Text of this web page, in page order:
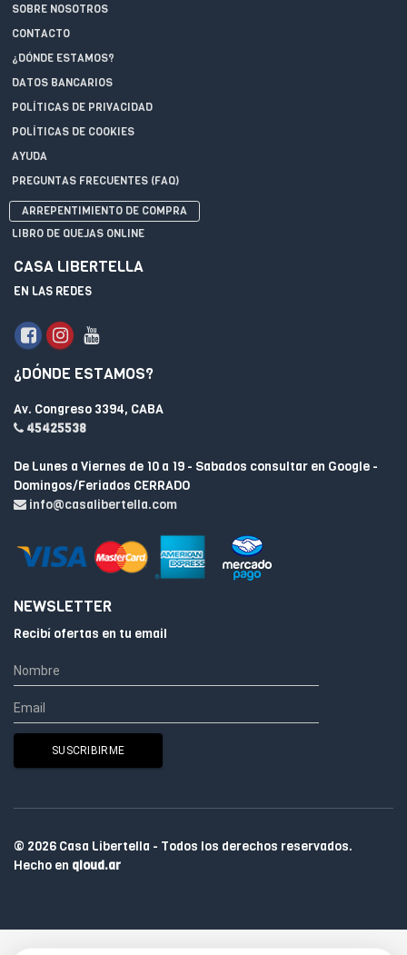
SOBRE NOSOTROS
CONTACTO
¿DÓNDE ESTAMOS?
DATOS BANCARIOS
POLÍTICAS DE PRIVACIDAD
POLÍTICAS DE COOKIES
AYUDA
PREGUNTAS FRECUENTES (FAQ)
ARREPENTIMIENTO DE COMPRA
LIBRO DE QUEJAS ONLINE
CASA LIBERTELLA
EN LAS REDES
¿DÓNDE ESTAMOS?
Av. Congreso 3394, CABA
45425538
De Lunes a Viernes de 10 a 19 - Sabados consultar en Google -
Domingos/Feriados CERRADO
info@casalibertella.com
NEWSLETTER
Recibí ofertas en tu email
© 2026 Casa Libertella - Todos los derechos reservados.
Hecho en qloud.ar